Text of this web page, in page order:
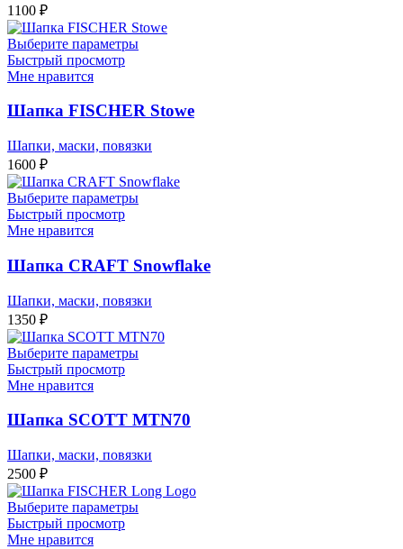
1100 ₽
Выберите параметры
Быстрый просмотр
Мне нравится
Шапка FISCHER Stowe
Шапки, маски, повязки
1600 ₽
Выберите параметры
Быстрый просмотр
Мне нравится
Шапка CRAFT Snowflake
Шапки, маски, повязки
1350 ₽
Выберите параметры
Быстрый просмотр
Мне нравится
Шапка SCOTT MTN70
Шапки, маски, повязки
2500 ₽
Выберите параметры
Быстрый просмотр
Мне нравится